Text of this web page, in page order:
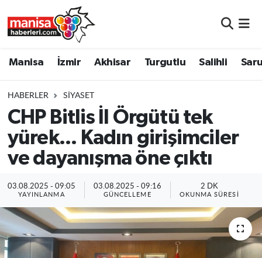
Manisa İzmir Akhisar Turgutlu Salihli
HABERLER SIYASET
CHP Bitlis İl Örgütü tek
yürek... Kadın girişimciler
ve dayanışma öne çıktı
03.08.2025 - 09:05
YAYINLANMA
03.08.2025 - 09:16
GÜNCELLEME
2 DK
OKUNMA SÜRESI
Turgutlu
Salihli
Saruhanlı
Soma
Resmi İlanlar
Manisa Nöbetçi Eczaneler
Manisa Namaz Vakitleri
Manisa Trafik Yoğunluk Haritası
Süper Lig Puan Durumu ve Fikstür
Tüm Manşetler
Son Dakika Haberleri
Haber Arşivi